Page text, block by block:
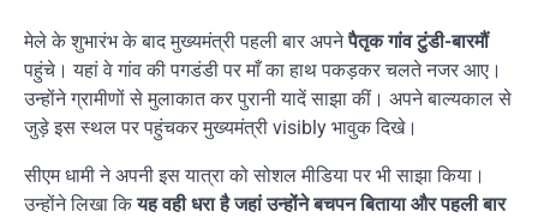
मेले के शुभारंभ के बाद मुख्यमंत्री पहली बार अपनेपैतृक गांव टुंडी-बारमौं
पहुंचे। यहां वे गांव की पगडंडी पर माँ का हाथ पकड़कर चलते नजर आए।
उन्होंने ग्रामीणों से मुलाकात कर पुरानी यादें साझा कीं। अपने बाल्यकाल से
जुड़े इस स्थल पर पहुंचकर मुख्यमंत्री visibly भावुक दिखे।
सीएम धामी ने अपनी इस यात्रा को सोशल मीडिया पर भी साझा किया।
उन्होंने लिखा कियह वही धरा है जहां उन्होंने बचपन बिताया और पहली बार